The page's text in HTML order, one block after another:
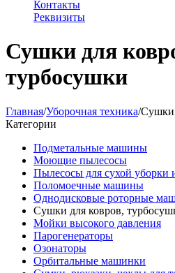
Контакты
Реквизиты
Сушки для
турбосушки
Главная/Уборочная техника/Сушки
Категории
Подметальные машины
Моющие пылесосы
Пылесосы для сухой уборки
Поломоечные машины
Однодисковые роторные
Сушки для ковров,
Мойки высокого давления
Парогенераторы
Озонаторы
Орбитальные машинки